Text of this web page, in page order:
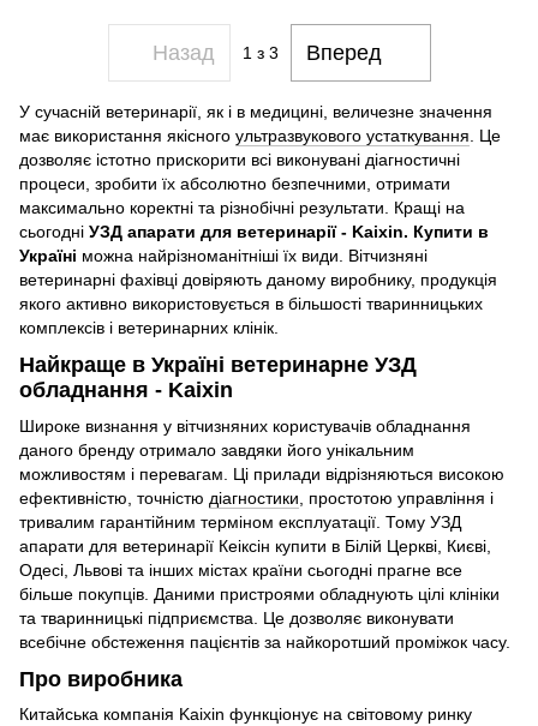
Назад 1 з 3 Вперед
У сучасній ветеринарії, як і в медицині, величезне значення
має використання якісного ультразвукового устаткування . Це
дозволяє істотно прискорити всі виконувані діагностичні
процеси, зробити їх абсолютно безпечними, отримати
максимально коректні та різнобічні результати. Кращі на
сьогодні УЗД апарати для ветеринарії - Kaixin. Купити в
Україні можна найрізноманітніші їх види. Вітчизняні
ветеринарні фахівці довіряють даному виробнику, продукція
якого активно використовується в більшості тваринницьких
комплексів і ветеринарних клінік.
Найкраще в Україні ветеринарне УЗД
обладнання - Kaixin
Широке визнання у вітчизняних користувачів обладнання
даного бренду отримало завдяки його унікальним
можливостям і перевагам. Ці прилади відрізняються високою
ефективністю, точністю діагностики , простотою управління і
тривалим гарантійним терміном експлуатації. Тому УЗД
апарати для ветеринарії Кеіксін купити в Білій Церкві, Києві,
Одесі, Львові та інших містах країни сьогодні прагне все
більше покупців. Даними пристроями обладнують цілі клініки
та тваринницькі підприємства. Це дозволяє виконувати
всебічне обстеження пацієнтів за найкоротший проміжок часу.
Про виробника
Китайська компанія Kaixin функціонує на світовому ринку